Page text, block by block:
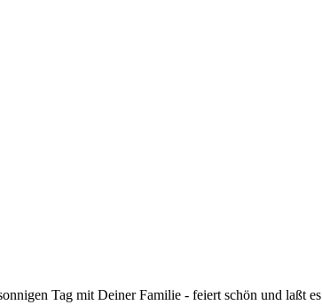
Tag mit Deiner Familie - feiert schön und laßt